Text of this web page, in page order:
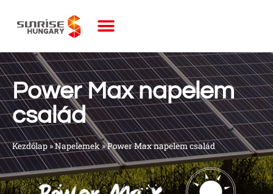
Power Max napelem
család
Kezdőlap»Napelemek»Power Max napelem család